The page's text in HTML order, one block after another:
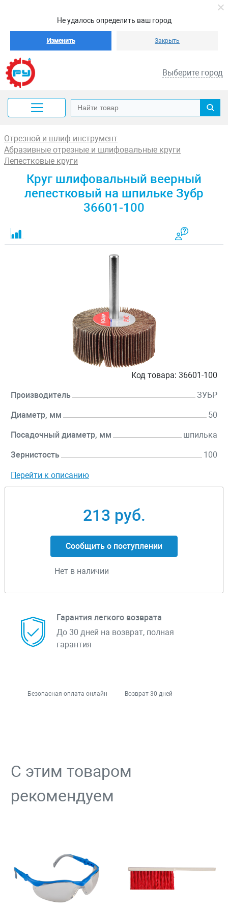
Не удалось определить ваш город
Изменить Закрыть
Выберите город
Отрезной и шлиф инструмент
Абразивные отрезные и шлифовальные круги
Лепестковые круги
Круг шлифовальный веерный
лепестковый на шпильке Зубр
36601-100
Код товара: 36601-100
Производитель ЗУБР
Диаметр, мм 50
Посадочный диаметр, мм шпилька
Зернистость 100
Перейти к описанию
213 руб.
Сообщить о поступлении
Нет в наличии
Гарантия легкого возврата
До 30 дней на возврат, полная
гарантия
Безопасная оплата онлайн Возврат 30 дней
С этим товаром
рекомендуем